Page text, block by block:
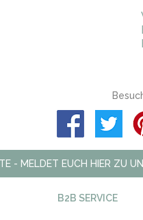
- MELDET EUCH HIER ZU
B2B SERVICE